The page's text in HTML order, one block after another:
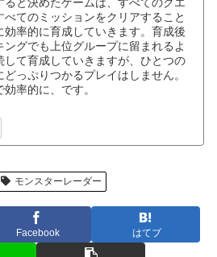
べてのミッションをクリアすること
効率的に育成していきます。育成後
ングでも上位グループに留まれるよ
して育成していきますが、ひとつの
どっぷりつかるプレイはしません。
効率的に、です。
モンスターレーダー
Facebook はてブ